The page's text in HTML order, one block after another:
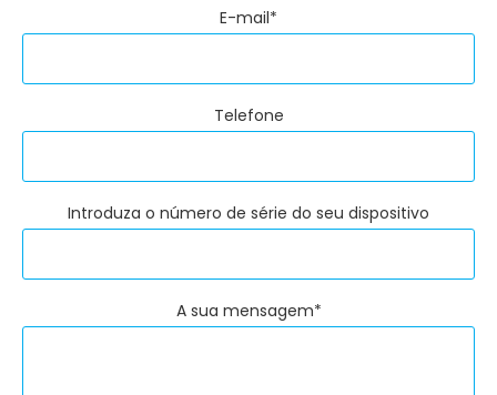
E-mail*
Telefone
Introduza o número de série do seu dispositivo
A sua mensagem*